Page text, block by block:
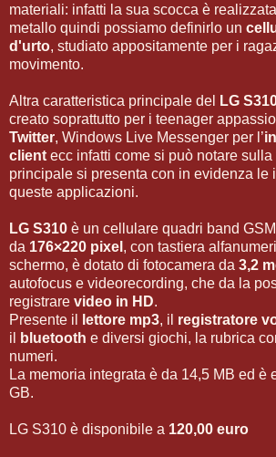
materiali: infatti la sua scocca è
metallo quindi possiamo definirlo un
d'urto, studiato appositamente per i
movimento.
Altra caratteristica principale del LG
creato soprattutto per i teenager
Twitter, Windows Live Messenger per l’
client ecc infatti come si può notare sulla
principale si presenta con in evidenza le
queste applicazioni.
LG S310 è un cellulare quadri band
da 176×220 pixel , con tastiera
schermo, è dotato di fotocamera da 3,2
autofocus e videorecording, che da la
registrare video in HD.
Presente il
lettore mp3, il registratore
il
bluetooth e diversi giochi, la rubrica
numeri.
La memoria integrata è da 14,5 MB ed è
GB.
LG S310 è disponibile a 120,00 euro